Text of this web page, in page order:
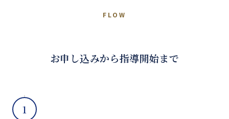
FLOW
お申し込みから指導開始まで
1